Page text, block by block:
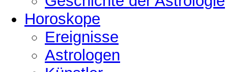
Horoskope
Ereignisse
Astrologen